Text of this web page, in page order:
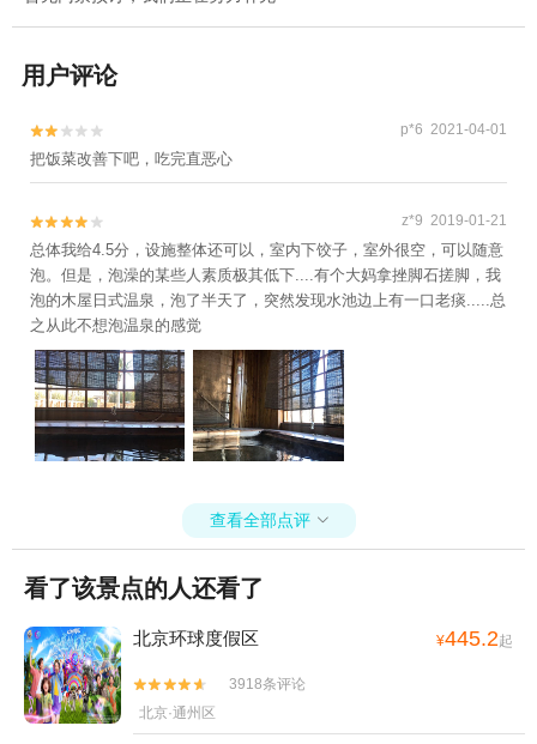
用户评论

 p*6 2021-04-01
把饭菜改善下吧，吃完直恶心

 z*9 2019-01-21
总体我给4.5分，设施整体还可以，室内下饺子，室外很空，可以随意
泡。但是，泡澡的某些人素质极其低下....有个大妈拿挫脚石搓脚，我
泡的木屋日式温泉，泡了半天了，突然发现水池边上有一口老痰.....总
之从此不想泡温泉的感觉
查看全部点评 
看了该景点的人还看了
北京环球度假区 ¥445.2起


3918条评论
北京·通州区